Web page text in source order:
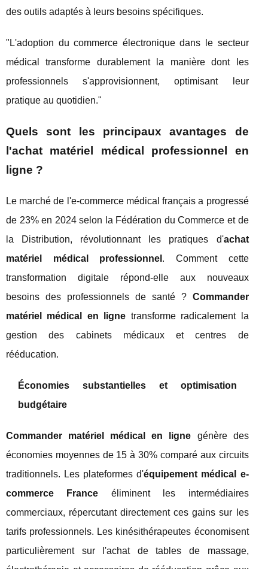
des outils adaptés à leurs besoins spécifiques.
"L'adoption du commerce électronique dans le secteur
médical transforme durablement la manière dont les
professionnels s'approvisionnent, optimisant leur
pratique au quotidien."
Quels sont les principaux avantages de
l'achat matériel médical professionnel en
ligne ?
Le marché de l'e-commerce médical français a progressé
de 23% en 2024 selon la Fédération du Commerce et de
la Distribution, révolutionnant les pratiques d'achat
matériel médical professionnel . Comment cette
transformation digitale répond-elle aux nouveaux
besoins des professionnels de santé ? Commander
matériel médical en ligne transforme radicalement la
gestion des cabinets médicaux et centres de
rééducation.
Économies substantielles et optimisation
budgétaire
Commander matériel médical en ligne génère des
économies moyennes de 15 à 30% comparé aux circuits
traditionnels. Les plateformes d'équipement médical e-
commerce France éliminent les intermédiaires
commerciaux, répercutant directement ces gains sur les
tarifs professionnels. Les kinésithérapeutes économisent
particulièrement sur l'achat de tables de massage,